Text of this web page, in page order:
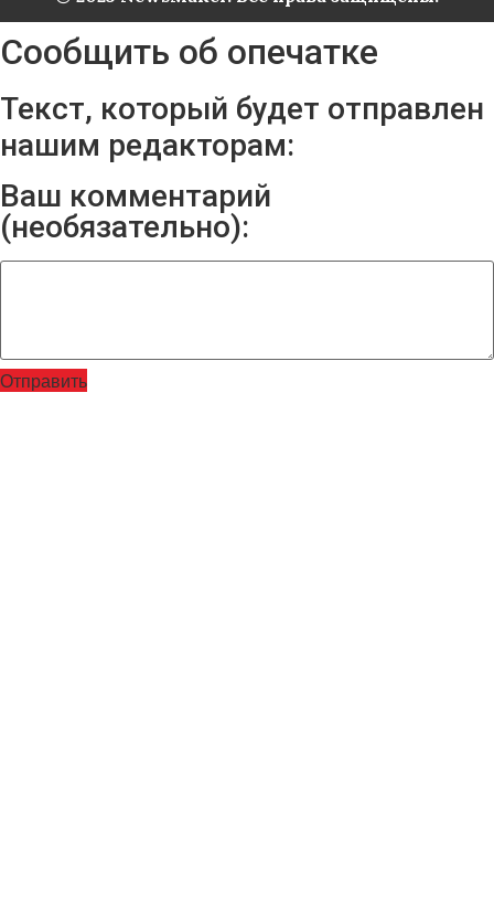
Сообщить об опечатке
Текст, который будет отправлен
нашим редакторам:
Ваш комментарий
(необязательно):
Отправить